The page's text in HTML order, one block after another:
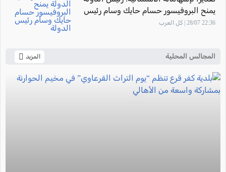
يمنح البروفيسور حسام حايك وسام رئيس
الدولة
22:36 28/07 | كل العرب
المجالس المحلية المزيد